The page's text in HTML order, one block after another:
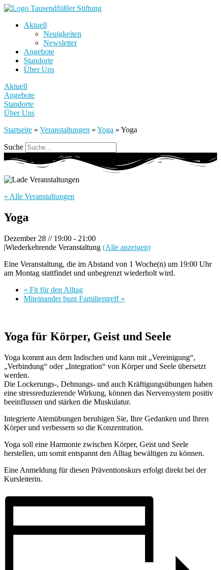
Aktuell
Neuigkeiten
Newsletter
Angebote
Standorte
Über Uns
Aktuell
Angebote
Standorte
Über Uns
Startseite » Veranstaltungen » Yoga » Yoga
Suche
« Alle Veranstaltungen
Yoga
Dezember 28 // 19:00 - 21:00
|Wiederkehrende Veranstaltung (Alle anzeigen)
Eine Veranstaltung, die im Abstand von 1 Woche(n) um 19:00 Uhr
am Montag stattfindet und unbegrenzt wiederholt wird.
« Fit für den Alltag
Miteinander bunt Familientreff »
Yoga für Körper, Geist und Seele
Yoga kommt aus dem Indischen und kann mit „Vereinigung“,
„Verbindung“ oder „Integration“ von Körper und Seele übersetzt
werden.
Die Lockerungs-, Dehnungs- und auch Kräftigungsübungen haben
eine stressreduzierende Wirkung, können das Nervensystem positiv
beeinflussen und stärken die Muskulatur.
Integrierte Atemübungen beruhigen Sie, Ihre Gedanken und Ihren
Körper und verbessern so die Konzentration.
Yoga soll eine Harmonie zwischen Körper, Geist und Seele
herstellen, um somit entspannt den Alltag bewältigen zu können.
Eine Anmeldung für diesen Präventionskurs erfolgt direkt bei der
Kursleiterin.